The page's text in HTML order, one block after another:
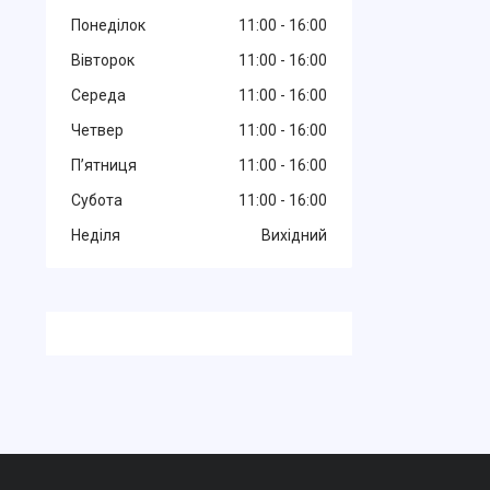
Понеділок 11:00
16:00
Вівторок
11:00
16:00
Середа
11:00
16:00
Четвер
11:00
16:00
Пʼятниця
11:00
16:00
Субота
11:00
16:00
Неділя
Вихідний